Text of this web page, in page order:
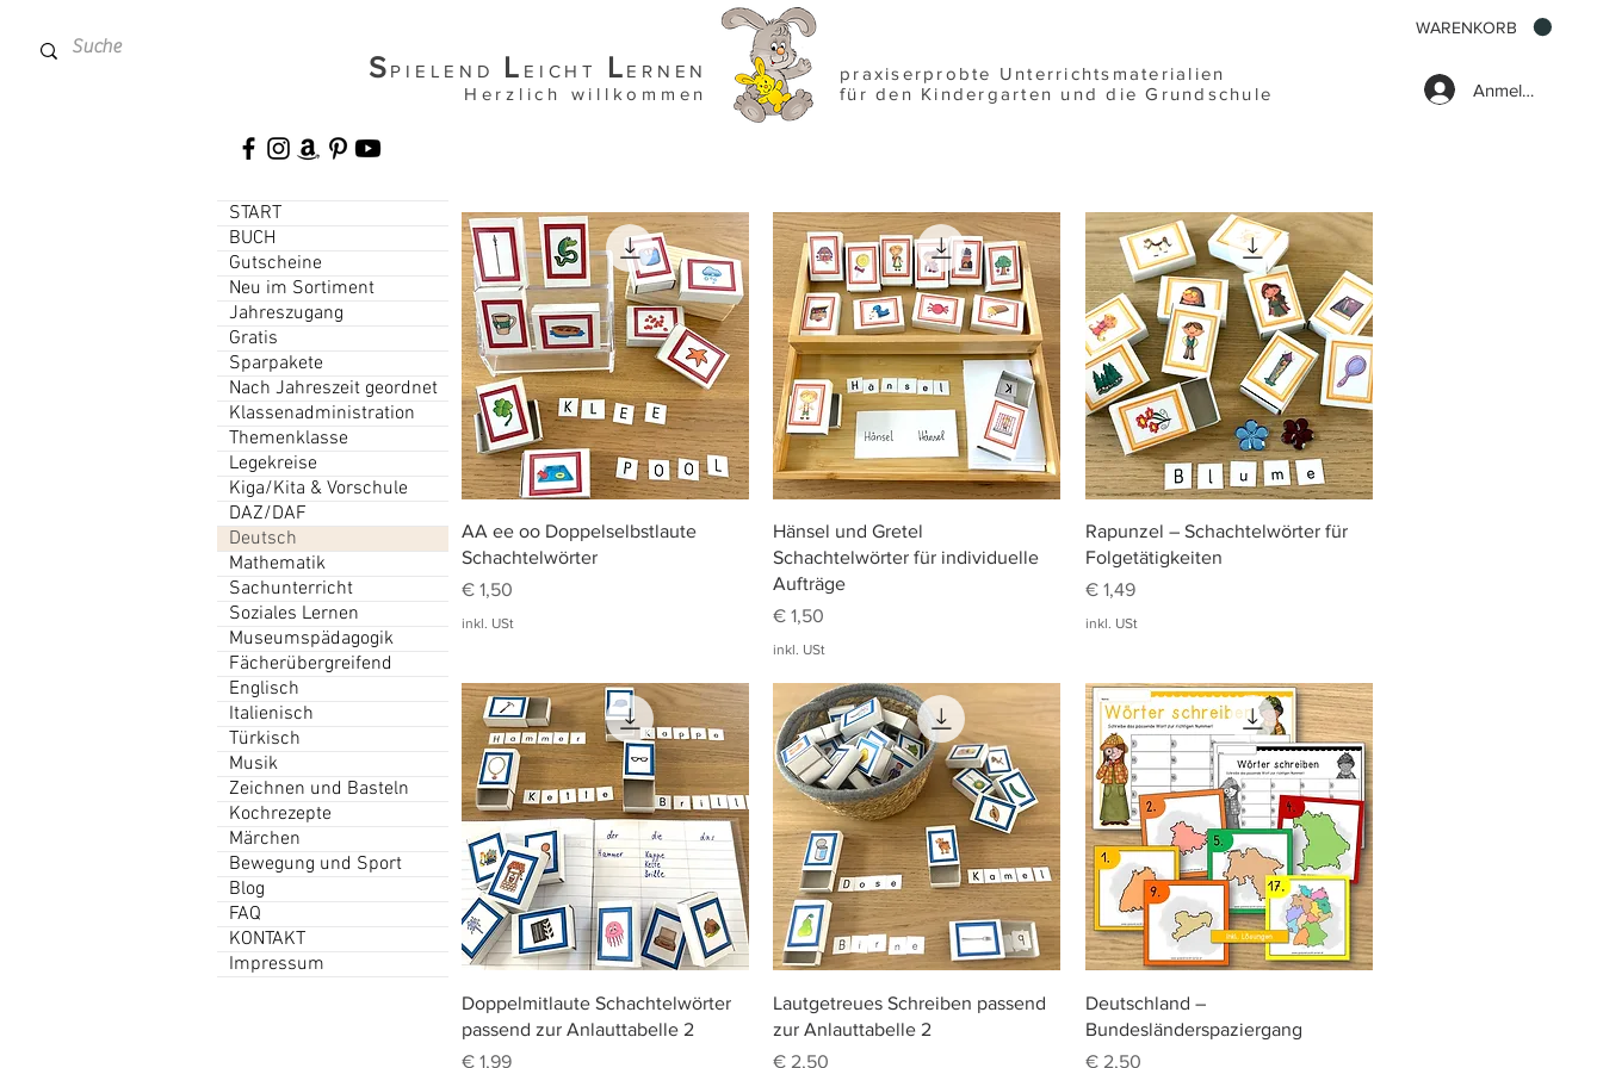
Anmelden
WARENKORB
S PIELEND L EICHT L ERNEN
Herzlich willkommen
praxiserprobte Unterrichtsmaterialien
für den Kindergarten und die Grundschule
Schnellansicht
AA ee oo Doppelselbstlaute
Schachtelwörter
Preis
€ 1,50
inkl. USt
Schnellansicht
Hänsel und Gretel
Schachtelwörter für individuelle
Aufträge
Preis
€ 1,50
inkl. USt
Schnellansicht
Rapunzel – Schachtelwörter für
Folgetätigkeiten
Preis
€ 1,49
inkl. USt
Schnellansicht
Doppelmitlaute Schachtelwörter
passend zur Anlauttabelle 2
Preis
€ 1,99
Schnellansicht
Lautgetreues Schreiben passend
zur Anlauttabelle 2
Preis
€ 2,50
Schnellansicht
Deutschland –
Bundesländerspaziergang
Preis
€ 2,50
START
BUCH
Gutscheine
Neu im Sortiment
Jahreszugang
Gratis
Sparpakete
Nach Jahreszeit geordnet
Klassenadministration
Themenklasse
Legekreise
Kiga/Kita & Vorschule
DAZ/DAF
Deutsch
Mathematik
Sachunterricht
Soziales Lernen
Museumspädagogik
Fächerübergreifend
Englisch
Italienisch
Türkisch
Musik
Zeichnen und Basteln
Kochrezepte
Märchen
Bewegung und Sport
Blog
FAQ
KONTAKT
Impressum